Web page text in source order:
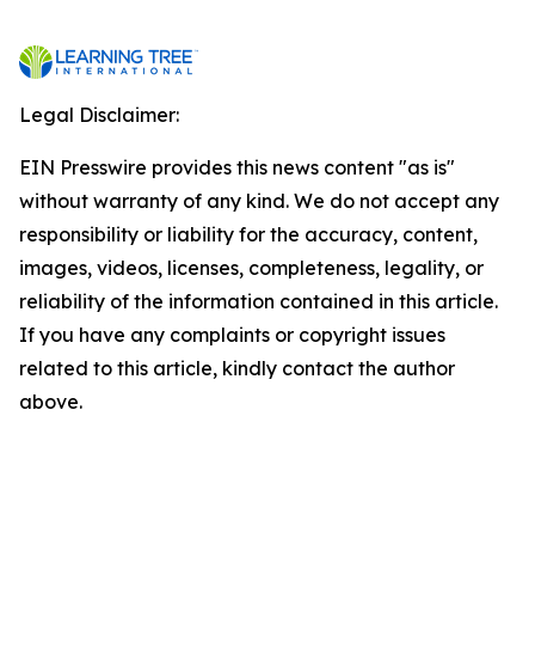
Legal Disclaimer:
EIN Presswire provides this news content "as is"
without warranty of any kind. We do not accept any
responsibility or liability for the accuracy, content,
images, videos, licenses, completeness, legality, or
reliability of the information contained in this article.
If you have any complaints or copyright issues
related to this article, kindly contact the author
above.